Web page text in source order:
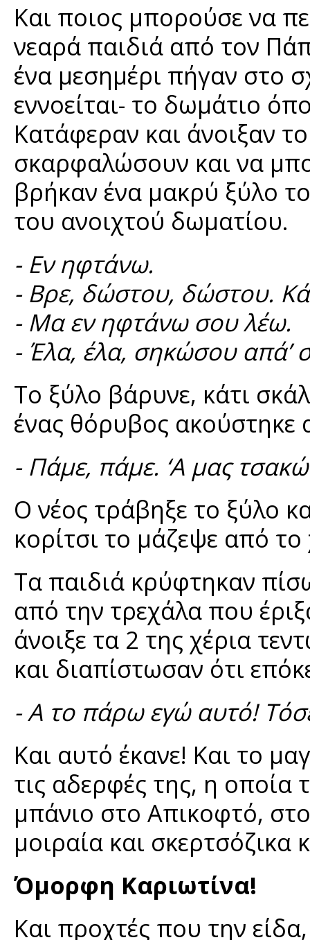
Και ποιος μπορούσε να
νεαρά παιδιά από τον
ένα μεσημέρι πήγαν στο
εννοείται- το δωμάτιο
Κατάφεραν και άνοιξαν
σκαρφαλώσουν και να
βρήκαν ένα μακρύ ξύλο
του ανοιχτού δωματίου.
- Εν ηφτάνω.
- Βρε, δώστου, δώστου.
- Μα εν ηφτάνω σου λέω.
- Έλα, έλα, σηκώσου απά’
Το ξύλο βάρυνε, κάτι
ένας θόρυβος ακούστηκε
- Πάμε, πάμε. ‘Α μας
Ο νέος τράβηξε το ξύλο
κορίτσι το μάζεψε από
Τα παιδιά κρύφτηκαν
από την τρεχάλα που
άνοιξε τα 2 της χέρια
και διαπίστωσαν ότι
- Α το πάρω εγώ αυτό!
Και αυτό έκανε! Και το
τις αδερφές της, η οποία
μπάνιο στο Απικοφτό,
μοιραία και
Όμορφη Καριωτίνα!
Και προχτές που την